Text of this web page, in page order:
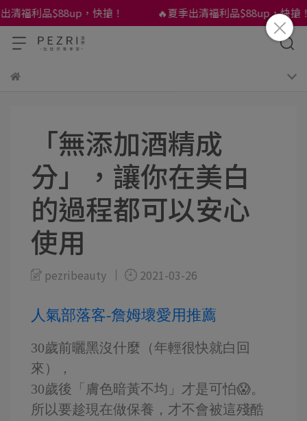
福利品$88up，快搶！ 🔥夏季出清福利品$88up，快搶！
「無添加酒精成
分」，讓你在美白
的過程都可以安心
使用
pezribeauty 2021-03-26
人氣部落客-詹姆壞愛用推薦
30歲前曬黑沒什麼（年輕很快就白回
來），
30歲後「膚色暗黃不均」才是可怕😱。
所以要趁現在做保養，才不會被這殘酷